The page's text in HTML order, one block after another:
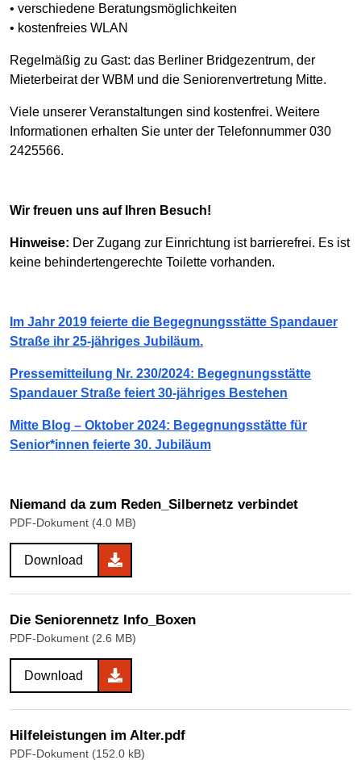
• verschiedene Beratungsmöglichkeiten
• kostenfreies WLAN
Regelmäßig zu Gast: das Berliner Bridgezentrum, der
Mieterbeirat der WBM und die Seniorenvertretung Mitte.
Viele unserer Veranstaltungen sind kostenfrei. Weitere
Informationen erhalten Sie unter der Telefonnummer 030
2425566.
Wir freuen uns auf Ihren Besuch!
Hinweise: Der Zugang zur Einrichtung ist barrierefrei. Es ist
keine behindertengerechte Toilette vorhanden.
Im Jahr 2019 feierte die Begegnungsstätte Spandauer
Straße ihr 25-jähriges Jubiläum.
Pressemitteilung Nr. 230/2024: Begegnungsstätte
Spandauer Straße feiert 30-jähriges Bestehen
Mitte Blog – Oktober 2024: Begegnungsstätte für
Senior*innen feierte 30. Jubiläum
Niemand da zum Reden_Silbernetz verbindet
PDF-Dokument (4.0 MB)
Download
Die Seniorennetz Info_Boxen
PDF-Dokument (2.6 MB)
Download
Hilfeleistungen im Alter.pdf
PDF-Dokument (152.0 kB)